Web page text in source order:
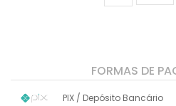
FORMAS DE
PIX / Depósito Bancário